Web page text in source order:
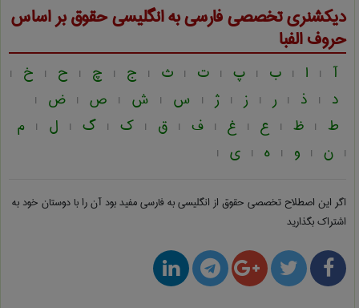
دیکشنری تخصصی فارسی به انگلیسیحقوقبر اساس
حروف الفبا
آ | ا | ب | پ | ت | ث | ج | چ | ح | خ |
د | ذ | ر | ز | ژ | س | ش | ص | ض |
ط | ظ | ع | غ | ف | ق | ک | گ | ل | م
| ن | و | ه | ی |
اگر این اصطلاح تخصصی حقوق از انگلیسی به فارسیمفید بود آن را با دوستان خود به
اشتراک بگذارید